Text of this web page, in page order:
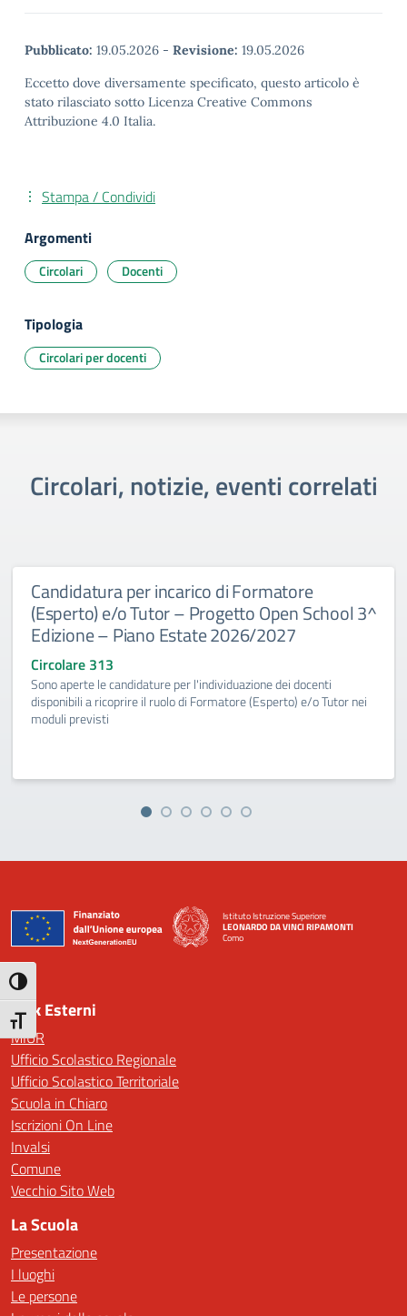
Attiva/disattiva alto contrasto
Attiva/disattiva dimensione testo
Pubblicato: 19.05.2026 - Revisione: 19.05.2026
Eccetto dove diversamente specificato, questo articolo è
stato rilasciato sotto Licenza Creative Commons
Attribuzione 4.0 Italia.
Stampa / Condividi
Argomenti
Circolari Docenti
Tipologia
Circolari per docenti
Circolari, notizie, eventi correlati
Candidatura per incarico di Formatore
(Esperto) e/o Tutor – Progetto Open School 3^
Edizione – Piano Estate 2026/2027
Circolare 313
Sono aperte le candidature per l'individuazione dei docenti
disponibili a ricoprire il ruolo di Formatore (Esperto) e/o Tutor nei
moduli previsti
Istituto Istruzione Superiore
LEONARDO DA VINCI RIPAMONTI
Como
Link Esterni
MIUR
Ufficio Scolastico Regionale
Ufficio Scolastico Territoriale
Scuola in Chiaro
Iscrizioni On Line
Invalsi
Comune
Vecchio Sito Web
La Scuola
Presentazione
I luoghi
Le persone